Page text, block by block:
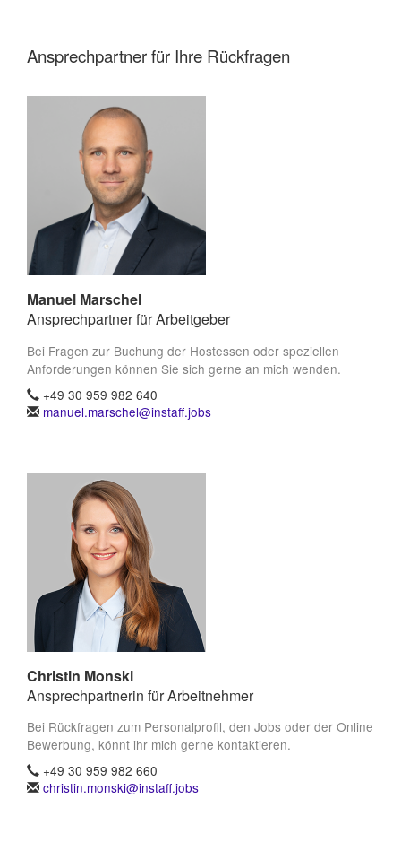
Ansprechpartner für Ihre Rückfragen
Manuel Marschel
Ansprechpartner für Arbeitgeber
Bei Fragen zur Buchung der Hostessen oder speziellen
Anforderungen können Sie sich gerne an mich wenden.
+49 30 959 982 640
manuel.marschel@instaff.jobs
Christin Monski
Ansprechpartnerin für Arbeitnehmer
Bei Rückfragen zum Personalprofil, den Jobs oder der Online
Bewerbung, könnt ihr mich gerne kontaktieren.
+49 30 959 982 660
christin.monski@instaff.jobs